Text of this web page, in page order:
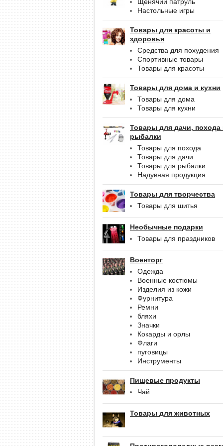
Настольные игры
Товары для красоты и
здоровья
Средства для похудения
Спортивные товары
Товары для красоты
Товары для дома и кухни
Товары для дома
Товары для кухни
Товары для дачи, похода
рыбалки
Товары для похода
Товары для дачи
Товары для рыбалки
Надувная продукция
Товары для творчества
Товары для шитья
Необычные подарки
Товары для праздников
Военторг
Одежда
Военные костюмы
Изделия из кожи
Фурнитура
Ремни
бляхи
Значки
Кокарды и орлы
Флаги
пуговицы
Инструменты
Пищевые продукты
Чай
Товары для животных